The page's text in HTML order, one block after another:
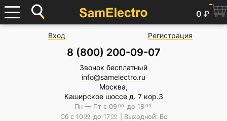
0 ₽
Вход Регистрация
8 (800) 200-09-07
Звонок бесплатный
info@samelectro.ru
Москва,
Каширское шоссе д. 7 кор.3
Пн — Пт с 09 00 до 18 00
Сб с 10 00 до 17 00 | Выходной: Вс